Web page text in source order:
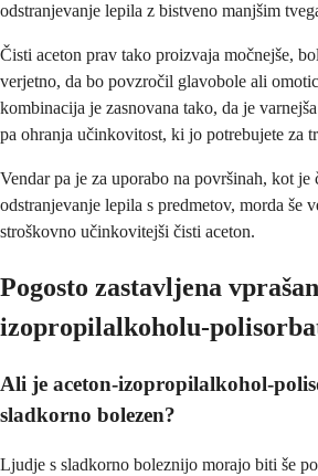
odstranjevanje lepila z bistveno manjšim
Čisti aceton prav tako proizvaja močnejše,
verjetno, da bo povzročil glavobole ali
kombinacija je zasnovana tako, da je
pa ohranja učinkovitost, ki jo potrebujete za
Vendar pa je za uporabo na površinah, kot je
odstranjevanje lepila s predmetov, morda še
stroškovno učinkovitejši čisti aceton.
Pogosto zastavljena
izopropilalkoholu-
Ali je aceton-izopropilalkohol-
sladkorno bolezen?
Ljudje s sladkorno boleznijo morajo biti še